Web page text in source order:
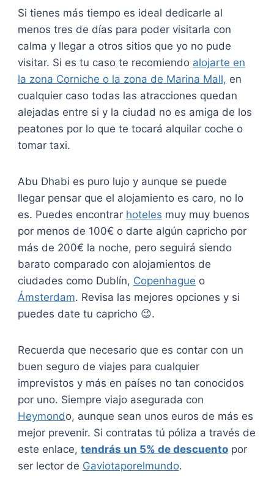
Si tienes más tiempo es ideal dedicarle al
menos tres de días para poder visitarla con
calma y llegar a otros sitios que yo no pude
visitar. Si es tu caso te recomiendo alojarte en
la zona Corniche o la zona de Marina Mall, en
cualquier caso todas las atracciones quedan
alejadas entre si y la ciudad no es amiga de los
peatones por lo que te tocará alquilar coche o
tomar taxi.
Abu Dhabi es puro lujo y aunque se puede
llegar pensar que el alojamiento es caro, no lo
es. Puedes encontrar hoteles muy muy buenos
por menos de 100€ o darte algún capricho por
más de 200€ la noche, pero seguirá siendo
barato comparado con alojamientos de
ciudades como Dublín, Copenhague o
Ámsterdam. Revisa las mejores opciones y si
puedes date tu capricho 😉.
Recuerda que necesario que es contar con un
buen seguro de viajes para cualquier
imprevistos y más en países no tan conocidos
por uno. Siempre viajo asegurada con
Heymondo, aunque sean unos euros de más es
mejor prevenir. Si contratas tú póliza a través de
este enlace, tendrás un 5% de descuentopor
ser lector de Gaviotaporelmundo.